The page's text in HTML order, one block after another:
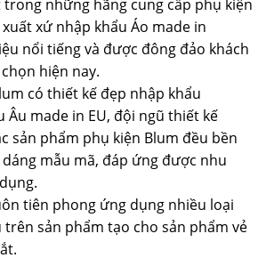
những hãng cung cấp phụ kiện
xứ nhập khẩu Áo made in
nổi tiếng và được đông đảo khách
hiện nay.
có thiết kế đẹp nhập khẩu
Âu made in EU, đội ngũ thiết kế
sản phẩm phụ kiện Blum đều bền
mẫu mã, đáp ứng được nhu
tiên phong ứng dụng nhiều loại
trên sản phẩm tạo cho sản phẩm vẻ